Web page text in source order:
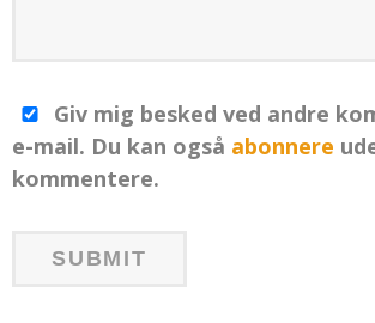
Giv mig besked ved andre
e-mail. Du kan også abonnere
kommentere.